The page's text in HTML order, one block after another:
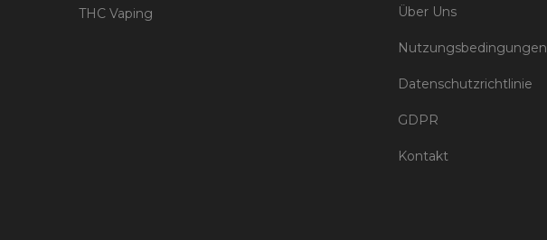
THC Vaping Über Uns
Nutzungsbedingungen
Datenschutzrichtlinie
GDPR
Kontakt